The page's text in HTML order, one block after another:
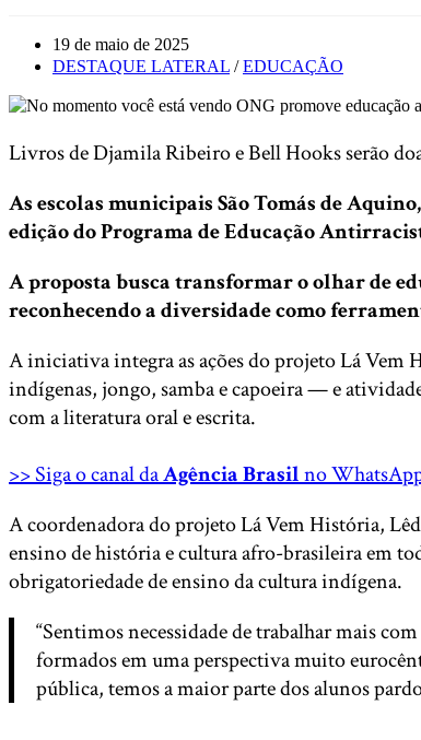
Post
published:
19 de maio de 2025
Post
DESTAQUE LATERAL / EDUCAÇÃO
Livros de Djamila Ribeiro e Bell Hooks serão
As escolas municipais São Tomás de
edição do Programa de Educação
A proposta busca transformar o olhar de
reconhecendo a diversidade como
A iniciativa integra as ações do projeto Lá Vem
indígenas, jongo, samba e capoeira — e
com a literatura oral e escrita.
>> Siga o canal daAgência Brasilno
A coordenadora do projeto Lá Vem História,
ensino de história e cultura afro-brasileira em
obrigatoriedade de ensino da cultura indígena.
“Sentimos necessidade de trabalhar mais
formados em uma perspectiva muito
pública, temos a maior parte dos alunos